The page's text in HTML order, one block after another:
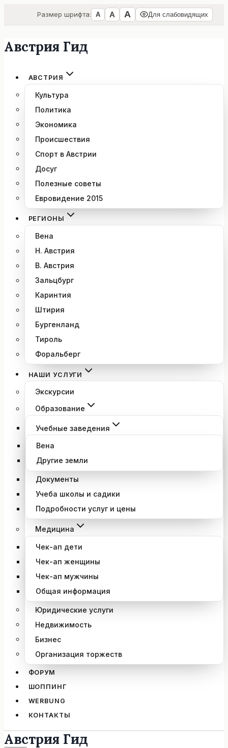
Размер шрифта: А А А Для слабовидящих
Перейти
содержимому
Австрия Гид
АВСТРИЯ
Культура
Политика
Экономика
Происшествия
Спорт в Австрии
Досуг
Полезные советы
Евровидение 2015
РЕГИОНЫ
Вена
Н. Австрия
В. Австрия
Зальцбург
Каринтия
Штирия
Бургенланд
Тироль
Форальберг
НАШИ УСЛУГИ
Экскурсии
Образование
Учебные заведения
Вена
Другие земли
Документы
Учеба школы и садики
Подробности услуг и цены
Медицина
Чек-ап дети
Чек-ап женщины
Чек-ап мужчины
Общая информация
Юридические услуги
Недвижимость
Бизнес
Организация торжеств
ФОРУМ
ШОППИНГ
WERBUNG
КОНТАКТЫ
Австрия Гид